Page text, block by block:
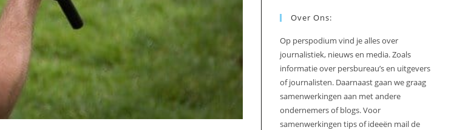
Over Ons:
Op perspodium vind je alles over
journalistiek, nieuws en media. Zoals
informatie over persbureau’s en uitgevers
of journalisten. Daarnaast gaan we graag
samenwerkingen aan met andere
ondernemers of blogs. Voor
samenwerkingen tips of ideeën mail de